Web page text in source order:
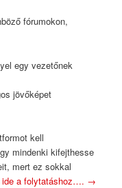
fórumokon,
egy vezetőnek
jövőképet
kell
mindenki kifejthesse
mert ez sokkal
a folytatáshoz…. →